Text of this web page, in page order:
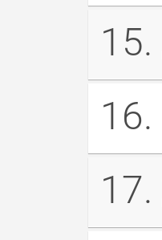
15.
16.
17.